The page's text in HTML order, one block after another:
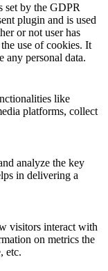
set by the GDPR
plugin and is used
or not user has
use of cookies. It
any personal data.
like
platforms, collect
analyze the key
in delivering a
visitors interact with
on metrics the
etc.